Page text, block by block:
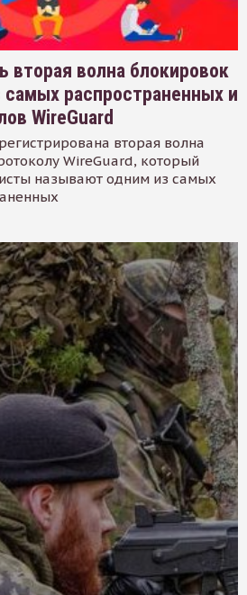
вторая волна блокировок
самых распространенных и
WireGuard
вторая волна
WireGuard, который
называют одним из самых